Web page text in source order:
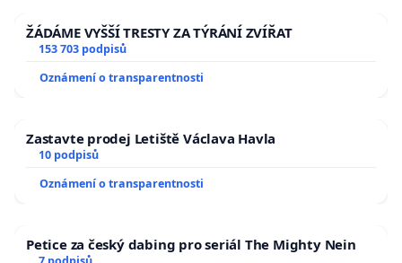
ŽÁDÁME VYŠŠÍ TRESTY ZA TÝRÁNÍ ZVÍŘAT
153 703 podpisů
Oznámení o transparentnosti
Zastavte prodej Letiště Václava Havla
10 podpisů
Oznámení o transparentnosti
Petice za český dabing pro seriál The Mighty Nein